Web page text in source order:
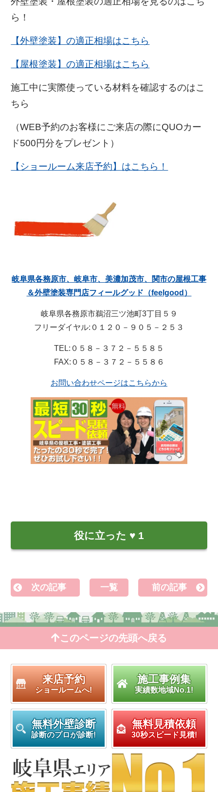
ら！
【外壁塗装】の適正相場はこちら
【屋根塗装】の適正相場はこちら
施工中に実際使っている材料を確認するのはこ
ちら
（WEB予約のお客様にご来店の際にQUOカー
ド500円分をプレゼント）
【ショールーム来店予約】はこちら！
岐阜県各務原市、岐阜市、美濃加茂市、関市の屋根工事
＆外壁塗装専門店フィールグッド（feelgood）
岐阜県各務原市鵜沼三ツ池町3丁目５９
フリーダイヤル:０１２０－９０５－２５３
TEL:０５８－３７２－５５８５
FAX:０５８－３７２－５５８６
お問い合わせページはこちらから
役に立った ♥ 1
次の記事 一覧 前の記事
このページの先頭へ戻る
来店予約
ショールームへ!
施工事例集
実績数地域No.1!
無料外壁診断
診断のプロが診断!
無料見積依頼
30秒スピード見積!